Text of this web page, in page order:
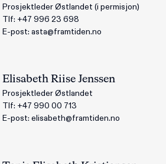
Prosjektleder Østlandet (i permisjon)
Tlf: +47 996 23 698
E-post: asta@framtiden.no
Elisabeth Riise Jenssen
Prosjektleder Østlandet
Tlf: +47 990 00 713
E-post: elisabeth@framtiden.no